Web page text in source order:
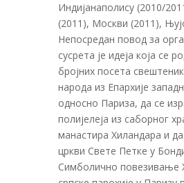
Индијанаполису (2010/
(2011), Москви (2011),
Непосредан повод за
сусрета је идеја која се
бројних посета
народа из Епархије
односно Париза, да се
полијелеја из саборног
манастира Хиландара и
цркви Свете Петке у
Симболично повезивање